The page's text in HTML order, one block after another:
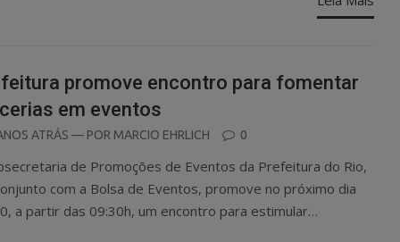
promove encontro para fomentar
em eventos
ATRÁS — POR MARCIO EHRLICH 0
de Promoções de Eventos da Prefeitura do Rio,
com a Bolsa de Eventos, promove no próximo dia
a partir das 09:30h, um encontro para estimular…